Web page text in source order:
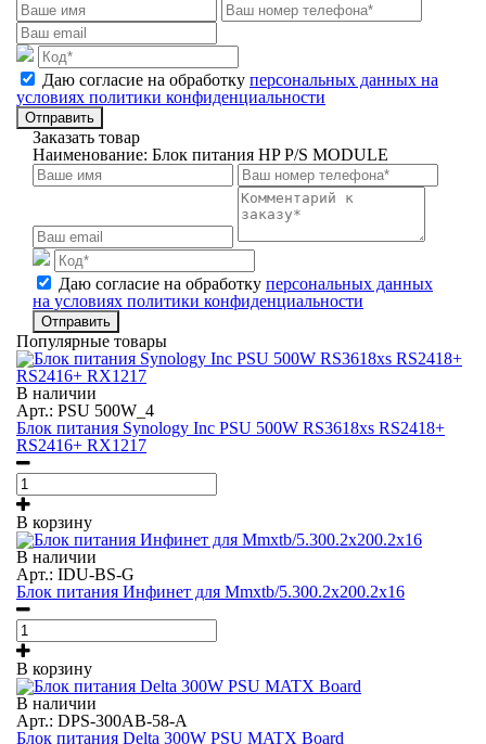
Даю согласие на обработку персональных данных на
условиях политики конфиденциальности
Отправить
Заказать товар
Наименование: Блок питания HP P/S MODULE
Даю согласие на обработку персональных данных
на условиях политики конфиденциальности
Отправить
Популярные товары
В наличии
Арт.: PSU 500W_4
Блок питания Synology Inc PSU 500W RS3618xs RS2418+
RS2416+ RX1217
В корзину
В наличии
Арт.: IDU-BS-G
Блок питания Инфинет для Mmxtb/5.300.2x200.2x16
В корзину
В наличии
Арт.: DPS-300AB-58-A
Блок питания Delta 300W PSU MATX Board